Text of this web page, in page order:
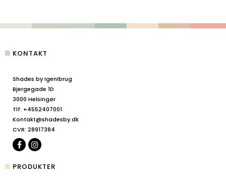
KONTAKT
Shades by IgenIbrug
Bjergegade 1D
3000 Helsingør
Tlf: +4552407001
Kontakt@shadesby.dk
CVR: 28917384
PRODUKTER